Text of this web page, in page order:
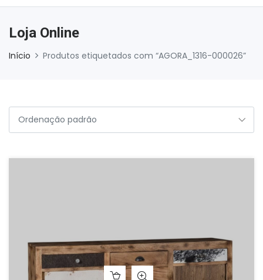
Loja Online
Início Produtos etiquetados com “AGORA_1316-000026”